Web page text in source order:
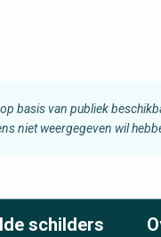
basis van publiek
niet weergegeven wil
schilders